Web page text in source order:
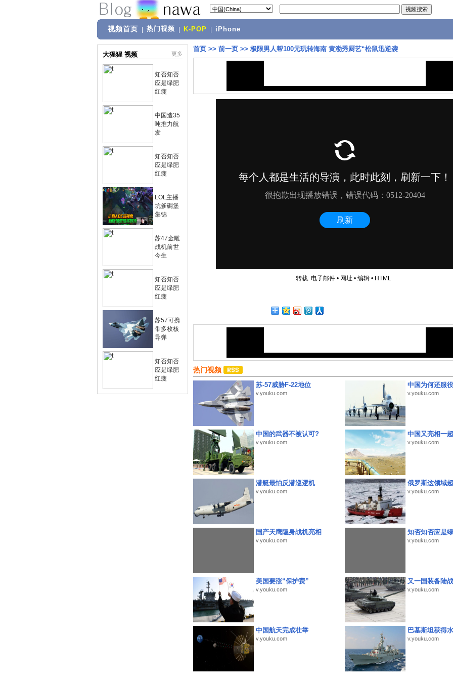
视频首页 热门视频 K-POP iPhone
大猩猩 视频 更多
知否知否
应是绿肥
红瘦
中国造35
吨推力航
发
知否知否
应是绿肥
红瘦
LOL主播
坑爹碉堡
集锦
苏47金雕
战机前世
今生
知否知否
应是绿肥
红瘦
苏57可携
带多枚核
导弹
知否知否
应是绿肥
红瘦
首页 >> 前一页 >> 极限男人帮100元玩转海南 黄渤秀厨艺“松鼠迅逆袭
转载: 电子邮件• 网址 • 编辑• HTML
热门视频
苏-57威胁F-22地位
v.youku.com
中国为何还服
v.youku.com
中国的武器不被认可?
v.youku.com
中国又亮相一
v.youku.com
潜艇最怕反潜巡逻机
v.youku.com
俄罗斯这领域
v.youku.com
国产天鹰隐身战机亮相
v.youku.com
知否知否应是
v.youku.com
美国要涨“保护费”
v.youku.com
又一国装备陆
v.youku.com
中国航天完成壮举
v.youku.com
巴基斯坦获得
v.youku.com